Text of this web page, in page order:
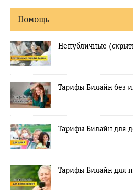
Помощь
Непубличные
Тарифы Билайн без
Тарифы Билайн для
Тарифы Билайн для